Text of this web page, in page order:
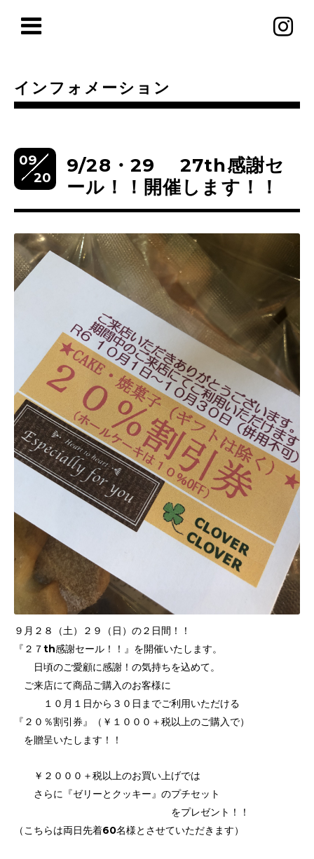
インフォメーション
09
20
9/28・29 27th感謝セ
ール！！開催します！！
９月２８（土）２９（日）の２日間！！
『２７th感謝セール！！』を開催いたします。
日頃のご愛顧に感謝！の気持ちを込めて。
ご来店にて商品ご購入のお客様に
１０月１日から３０日までご利用いただける
『２０％割引券』（￥１０００＋税以上のご購入で）
を贈呈いたします！！
￥２０００＋税以上のお買い上げでは
さらに『ゼリーとクッキー』のプチセット
をプレゼント！！
（こちらは両日先着60名様とさせていただきます）